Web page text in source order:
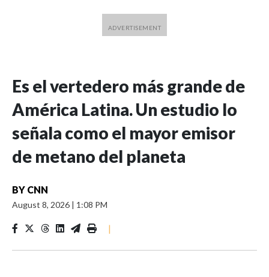
Es el vertedero más grande de
América Latina. Un estudio lo
señala como el mayor emisor
de metano del planeta
BY CNN
August 8, 2026 | 1:08 PM
|